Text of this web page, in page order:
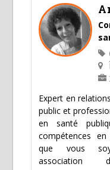
Expert en
public et
en santé
compétences
que vous
association